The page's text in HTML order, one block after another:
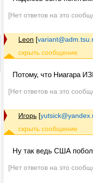
[Нет ответов на это
Leon [
Потому, что Ниагара
[Нет ответов на это
Игорь [
Ну так ведь США
[Нет ответов на это